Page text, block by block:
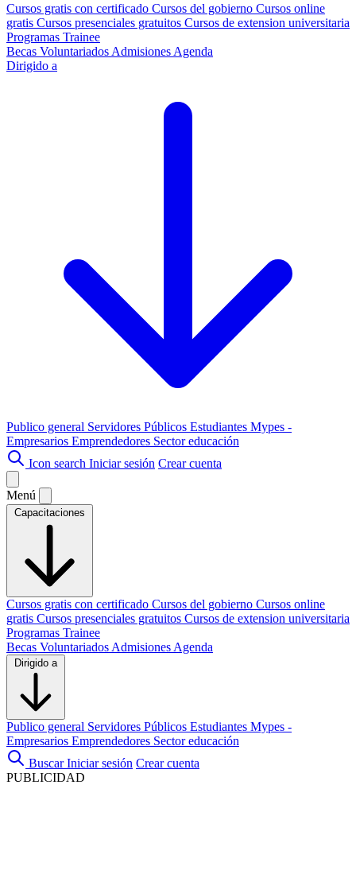
Cursos gratis con certificado Cursos del gobierno Cursos online
gratis Cursos presenciales gratuitos Cursos de extension universitaria
Programas Trainee
Becas Voluntariados Admisiones Agenda
Dirigido a
Publico general Servidores Públicos Estudiantes Mypes -
Empresarios Emprendedores Sector educación
Icon search Iniciar sesión Crear cuenta
Menú
Capacitaciones
Cursos gratis con certificado Cursos del gobierno Cursos online
gratis Cursos presenciales gratuitos Cursos de extension universitaria
Programas Trainee
Becas Voluntariados Admisiones Agenda
Dirigido a
Publico general Servidores Públicos Estudiantes Mypes -
Empresarios Emprendedores Sector educación
Buscar Iniciar sesión Crear cuenta
PUBLICIDAD